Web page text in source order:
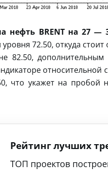
нефть BRENT на 27 —
72.50, откуда
82.50,
что укажет на пробой
Рейтинг лучших
ТОП проектов